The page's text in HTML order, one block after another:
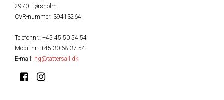
2970 Hørsholm
CVR-nummer: 39413264
Telefonnr.: +45 45 50 54 54
Mobil nr.: +45 30 68 37 54
E-mail : hg@tattersall.dk